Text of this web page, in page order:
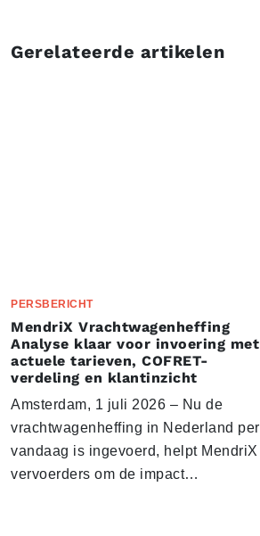
Gerelateerde artikelen
PERSBERICHT
MendriX Vrachtwagenheffing
Analyse klaar voor invoering met
actuele tarieven, COFRET-
verdeling en klantinzicht
Amsterdam, 1 juli 2026 – Nu de
vrachtwagenheffing in Nederland per
vandaag is ingevoerd, helpt MendriX
vervoerders om de impact…